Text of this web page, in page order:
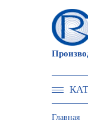
Главная